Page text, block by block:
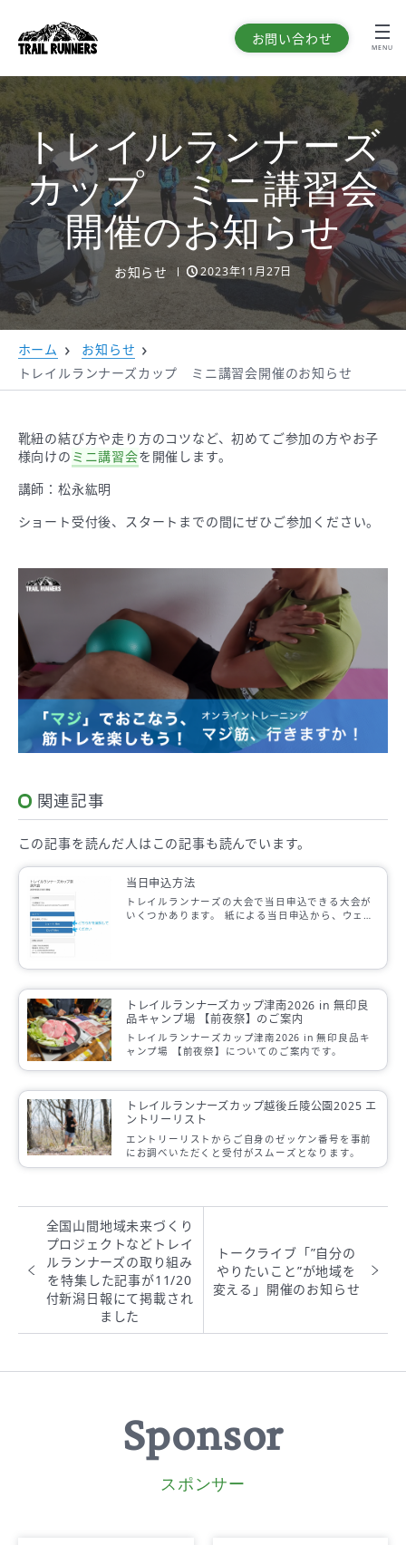
お問い合わせ
MENU
トレイルランナーズ
カップ ミニ講習会
開催のお知らせ
お知らせ 2023年11月27日
ホーム
お知らせ
トレイルランナーズカップ ミニ講習会開催のお知らせ
靴紐の結び方や走り方のコツなど、初めてご参加の方やお子
様向けの ミニ講習会を開催します。
講師：松永紘明
ショート受付後、スタートまでの間にぜひご参加ください。
関連記事
この記事を読んだ人は この記事も読んでいます。
当日申込方法
トレイルランナーズの大会で当日申込できる大会が
いくつかあります。 紙による当日申込から、ウェブ
トレイルランナーズカップ津南2026 in 無印良
品キャンプ場 【前夜祭】のご案内
トレイルランナーズカップ津南2026 in 無印良品キ
ャンプ場 【前夜祭】についてのご案内です。
トレイルランナーズカップ越後丘陵公園2025 エ
ントリーリスト
エントリーリストからご自身のゼッケン番号を事前
にお調べいただくと受付がスムーズとなります。
全国山間地域未来づくり
プロジェクトなどトレイ
ルランナーズの取り組み
を特集した記事が11/20
付新潟日報にて掲載され
ました
トークライブ「”自分の
やりたいこと”が地域を
変える」開催のお知らせ
Sponsor
スポンサー